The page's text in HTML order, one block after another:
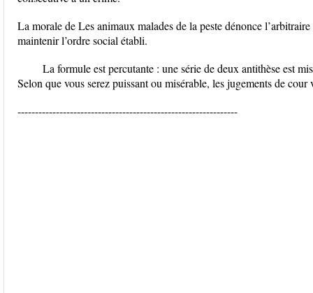
La morale de Les animaux malades de la peste dénonce
maintenir l’ordre social établi.
La formule est percutante : une série de deux antithèse est
Selon que vous serez puissant ou misérable, les jugements de
---------------------------------------------------------------